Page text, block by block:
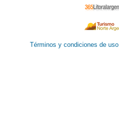
Términos y condiciones de uso